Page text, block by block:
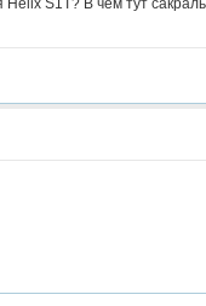
S1T? В чем тут